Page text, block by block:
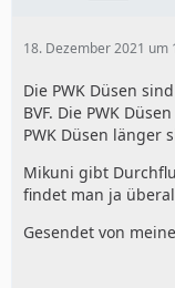
18. Dezember 2021 um
Die PWK Düsen
BVF. Die PWK
PWK Düsen länger
Mikuni gibt
findet man ja
Gesendet von